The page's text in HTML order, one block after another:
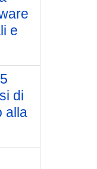
e
di
alla